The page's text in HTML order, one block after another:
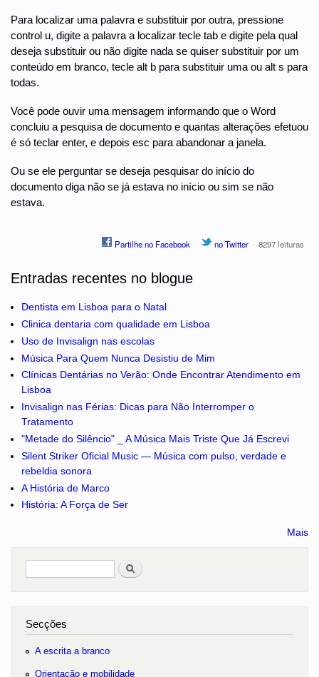
Para localizar uma palavra e substituir por outra, pressione
control u, digite a palavra a localizar tecle tab e digite pela qual
deseja substituir ou não digite nada se quiser substituir por um
conteúdo em branco, tecle alt b para substituir uma ou alt s para
todas.
Você pode ouvir uma mensagem informando que o Word
concluiu a pesquisa de documento e quantas alterações efetuou
é só teclar enter, e depois esc para abandonar a janela.
Ou se ele perguntar se deseja pesquisar do início do
documento diga não se já estava no início ou sim se não
estava.
Partilhe no Facebook no Twitter 8297 leituras
Entradas recentes no blogue
Dentista em Lisboa para o Natal
Clinica dentaria com qualidade em Lisboa
Uso de Invisalign nas escolas
Música Para Quem Nunca Desistiu de Mim
Clínicas Dentárias no Verão: Onde Encontrar Atendimento em
Lisboa
Invisalign nas Férias: Dicas para Não Interromper o
Tratamento
"Metade do Silêncio" _ A Música Mais Triste Que Já Escrevi
Silent Striker Oficial Music — Música com pulso, verdade e
rebeldia sonora
A História de Marco
História: A Força de Ser
Mais
Pesquisar
Secções
A escrita a branco
Orientação e mobilidade